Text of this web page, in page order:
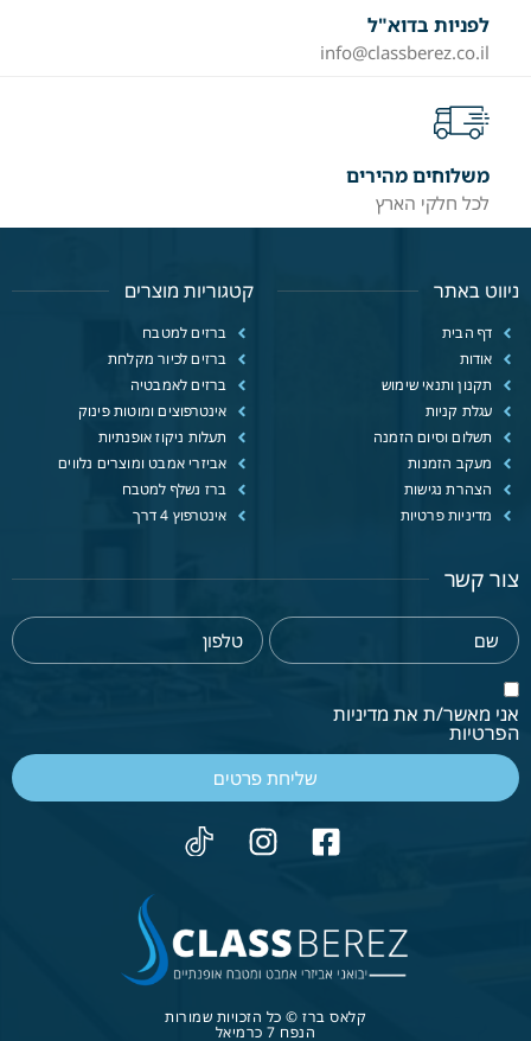
לפניות בדוא"ל
info@classberez.co.il
משלוחים מהירים
לכל חלקי הארץ
ניווט באתר
דף הבית
אודות
תקנון ותנאי שימוש
עגלת קניות
תשלום וסיום הזמנה
מעקב הזמנות
הצהרת נגישות
מדיניות פרטיות
קטגוריות מוצרים
ברזים למטבח
ברזים לכיור מקלחת
ברזים לאמבטיה
אינטרפוצים ומוטות פינוק
תעלות ניקוז אופנתיות
אביזרי אמבט ומוצרים נלווים
ברז נשלף למטבח
אינטרפוץ 4 דרך
צור קשר
אני מאשר/ת את מדיניות
הפרטיות
שליחת פרטים
קלאס ברז © כל הזכויות שמורות
הנפח 7 כרמיאל